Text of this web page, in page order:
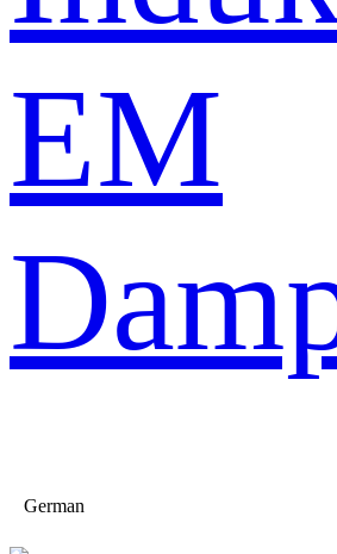
EM
German